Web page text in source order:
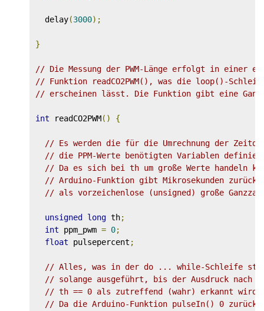
delay(3000);
}
// Die Messung der PWM-Länge erfolgt in einer
// Funktion readCO2PWM(), was die loop()-
// erscheinen lässt. Die Funktion gibt eine
int readCO2PWM() {
// Es werden die für die Umrechnung der
// die PPM-Werte benötigten Variablen
// Da es sich bei th um große Werte handeln
// Arduino-Funktion gibt Mikrosekunden
// als vorzeichenlose (unsigned) große
unsigned long th;
int ppm_pwm = 0;
float pulsepercent ;
// Alles, was in der do ... while-Schleife
// solange ausgeführt, bis der Ausdruck nach
// th == 0 als zutreffend (wahr) erkannt wird.
// Da die Arduino-Funktion pulseIn() 0